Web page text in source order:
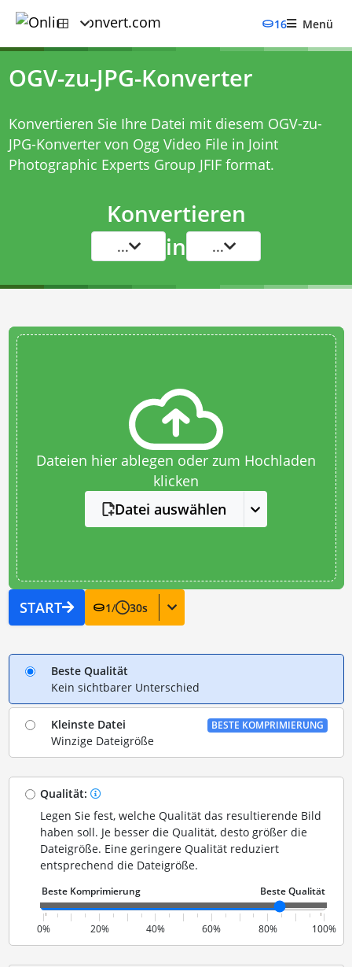
16 Menü
OGV-zu-JPG-Konverter
Konvertieren Sie Ihre Datei mit diesem OGV-zu-
JPG-Konvertervon Ogg Video File in Joint
Photographic Experts Group JFIF format.
Konvertieren
... in ...
Dateien hier ablegen oder zum Hochladen
klicken
Datei auswählen
START 1/ 30s
Beste Qualität
Kein sichtbarer Unterschied
Kleinste Datei
Winzige Dateigröße
BESTE KOMPRIMIERUNG
Qualität:
Legen Sie fest, welche Qualität das resultierende Bild
haben soll. Je besser die Qualität, desto größer die
Dateigröße. Eine geringere Qualität reduziert
entsprechend die Dateigröße.
0% 20% 40% 60% 80% 100%